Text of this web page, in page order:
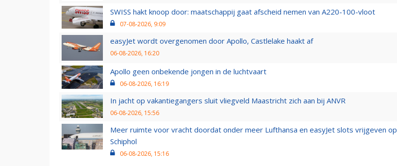
SWISS hakt knoop door: maatschappij gaat afscheid nemen van A220-100-vloot
07-08-2026, 9:09
easyJet wordt overgenomen door Apollo, Castlelake haakt af
06-08-2026, 16:20
Apollo geen onbekende jongen in de luchtvaart
06-08-2026, 16:19
In jacht op vakantiegangers sluit vliegveld Maastricht zich aan bij ANVR
06-08-2026, 15:56
Meer ruimte voor vracht doordat onder meer Lufthansa en easyJet slots vrijgeven op
Schiphol
06-08-2026, 15:16